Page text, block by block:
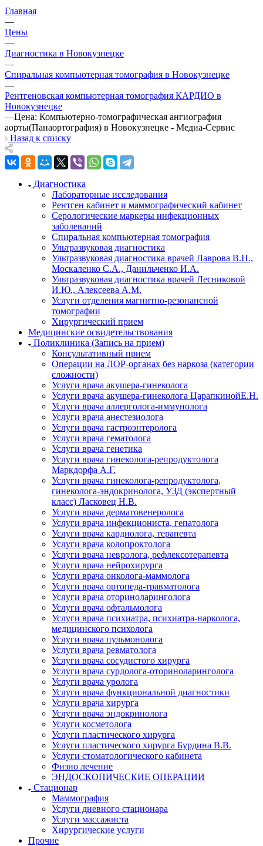
Главная
—
Цены
—
Диагностика в Новокузнецке
—
Спиральная компьютерная томография в Новокузнецке
—
Рентгеновская компьютерная томография КАРДИО в
Новокузнецке
—Цена: Компьютерно-томографическая ангиография
аорты(Панаортография) в Новокузнецке - Медиа-Сервис
Назад к списку
Диагностика
Лабораторные исследования
Рентген кабинет и маммографический кабинет
Серологические маркеры инфекционных
заболеваний
Спиральная компьютерная томография
Ультразвуковая диагностика
Ультразвуковая диагностика врачей Лаврова В.Н.,
Москаленко С.А., Данильченко И.А.
Ультразвуковая диагностика врачей Лесниковой
И.Ю., Алексеева А.М.
Услуги отделения магнитно-резонансной
томографии
Хирургический прием
Медицинские освидетельствования
Поликлиника (Запись на прием)
Консультативный прием
Операции на ЛОР-органах без наркоза (категории
сложности)
Услуги врача акушера-гинеколога
Услуги врача акушера-гинеколога ЦарапкинойЕ.Н.
Услуги врача аллерголога-иммунолога
Услуги врача анестезиолога
Услуги врача гастроэнтеролога
Услуги врача гематолога
Услуги врача генетика
Услуги врача гинеколога-репродуктолога
Маркдорфа А.Г.
Услуги врача гинеколога-репродуктолога,
гинеколога-эндокринолога, УЗД (экспертный
класс) Ласковец Н.В.
Услуги врача дерматовенеролога
Услуги врача инфекциониста, гепатолога
Услуги врача кардиолога, терапевта
Услуги врача колопроктолога
Услуги врача невролога, рефлексотерапевта
Услуги врача нейрохирурга
Услуги врача онколога-маммолога
Услуги врача ортопеда-травматолога
Услуги врача оториноларинголога
Услуги врача офтальмолога
Услуги врача психиатра, психиатра-нарколога,
медицинского психолога
Услуги врача пульмонолога
Услуги врача ревматолога
Услуги врача сосудистого хирурга
Услуги врача сурдолога-оториноларинголога
Услуги врача уролога
Услуги врача функциональной диагностики
Услуги врача хирурга
Услуги врача эндокринолога
Услуги косметолога
Услуги пластического хирурга
Услуги пластического хирурга Бурдина В.В.
Услуги стоматологического кабинета
Физио лечение
ЭНДОСКОПИЧЕСКИЕ ОПЕРАЦИИ
Стационар
Маммография
Услуги дневного стационара
Услуги массажиста
Хирургические услуги
Прочие